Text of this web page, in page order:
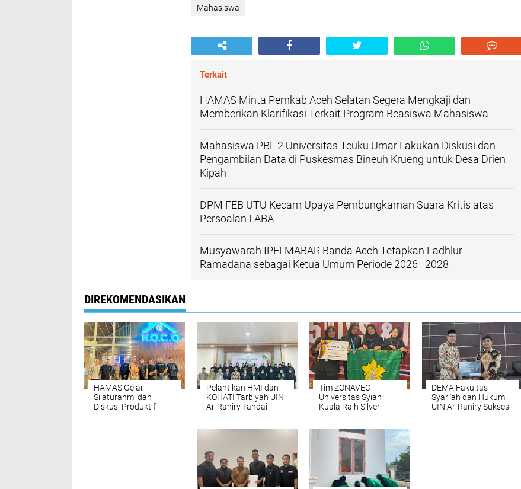
Mahasiswa
Terkait
HAMAS Minta Pemkab Aceh Selatan Segera Mengkaji dan
Memberikan Klarifikasi Terkait Program Beasiswa Mahasiswa
Mahasiswa PBL 2 Universitas Teuku Umar Lakukan Diskusi dan
Pengambilan Data di Puskesmas Bineuh Krueng untuk Desa Drien
Kipah
DPM FEB UTU Kecam Upaya Pembungkaman Suara Kritis atas
Persoalan FABA
Musyawarah IPELMABAR Banda Aceh Tetapkan Fadhlur
Ramadana sebagai Ketua Umum Periode 2026–2028
DIREKOMENDASIKAN
HAMAS Gelar
Silaturahmi dan
Diskusi Produktif
Pelantikan HMI dan
KOHATI Tarbiyah UIN
Ar-Raniry Tandai
Tim ZONAVEC
Universitas Syiah
Kuala Raih Silver
2026 di Malaysia
DEMA Fakultas
Syari'ah dan Hukum
UIN Ar-Raniry Sukses